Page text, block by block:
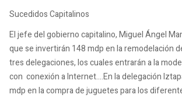
Sucedidos Capitalinos
El jefe del gobierno capitalino, Miguel Ángel
que se invertirán 148 mdp en la remodelación
tres delegaciones, los cuales entrarán a la
con conexión a Internet….En la delegación
mdp en la compra de juguetes para los